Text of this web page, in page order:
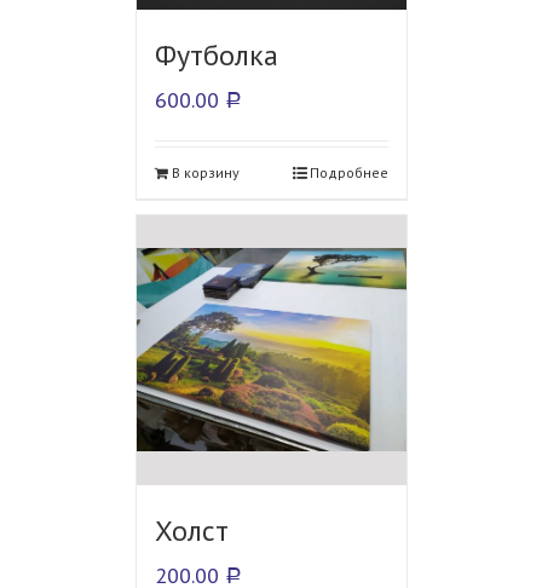
Футболка
600.00 Р
В корзину Подробнее
Холст
200.00 Р